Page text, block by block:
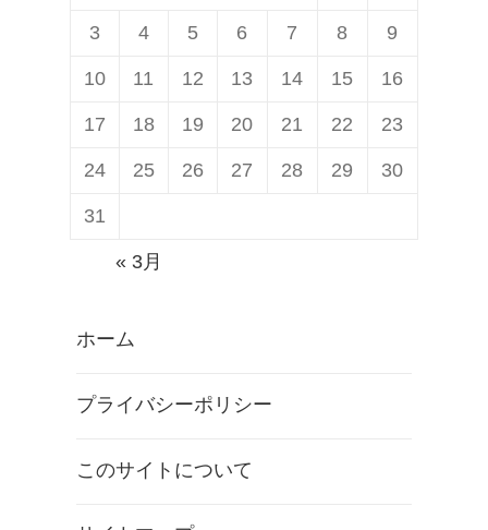
3 4 5 6 7 8 9
10 11 12 13 14 15 16
17 18 19 20 21 22 23
24 25 26 27 28 29 30
31
« 3月
ホーム
プライバシーポリシー
このサイトについて